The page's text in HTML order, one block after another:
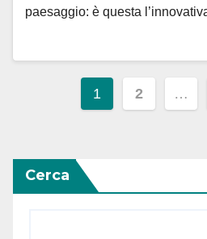
paesaggio: è questa
articoli
1 2 …
Cerca